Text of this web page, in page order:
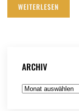
WEITERLESEN
ARCHIV
Archiv